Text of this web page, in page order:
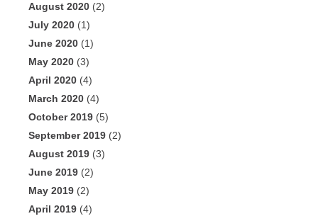
August 2020 (2)
July 2020 (1)
June 2020 (1)
May 2020 (3)
April 2020 (4)
March 2020 (4)
October 2019 (5)
September 2019 (2)
August 2019 (3)
June 2019 (2)
May 2019 (2)
April 2019 (4)